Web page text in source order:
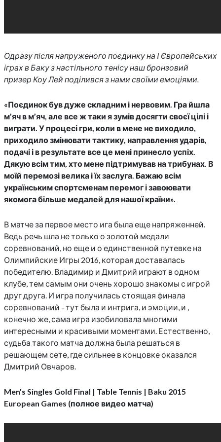
Одразу після напруженого поєдинку на I Європейських
іграх в Баку з настільного тенісу наш бронзовий
призер Коу Лей поділився з нами своїми емоціями.
«Поєдинок був дуже складним і нервовим. Гра йшла
м’яч в м’яч, але все ж таки я зумів досягти своєї цілі і
виграти. У процесі гри, коли в мене не виходило,
приходило змінювати тактику, направлення ударів,
подачі і в результате все це мені принесло успіх.
Дякую всім тим, хто мене підтримував на трибунах. В
моїй перемозі велика і їх заслуга. Бажаю всім
українським спортсменам перемог і завоювати
якомога більше медалей для нашої країни».
В матче за первое место ига была еще напряженней.
Ведь речь шла не только о золотой медали
соревнований, но еще и о единственной путевке на
Олимпийские Игры 2016, которая доставалась
победителю. Владимир и Дмитрий играют в одном
клубе, тем самым они очень хорошо знакомы с игрой
друг друга. И игра получилась стоящая финала
соревнований - тут была и интрига, и эмоции, и ,
конечно же, сама игра изобиловала многими
интересными и красивыми моментами. Естественно,
судьба такого матча должна была решаться в
решающем сете, где сильнее в концовке оказался
Дмитрий Овчаров.
Men's Singles Gold Final | Table Tennis | Baku 2015
European Games (полное видео матча)